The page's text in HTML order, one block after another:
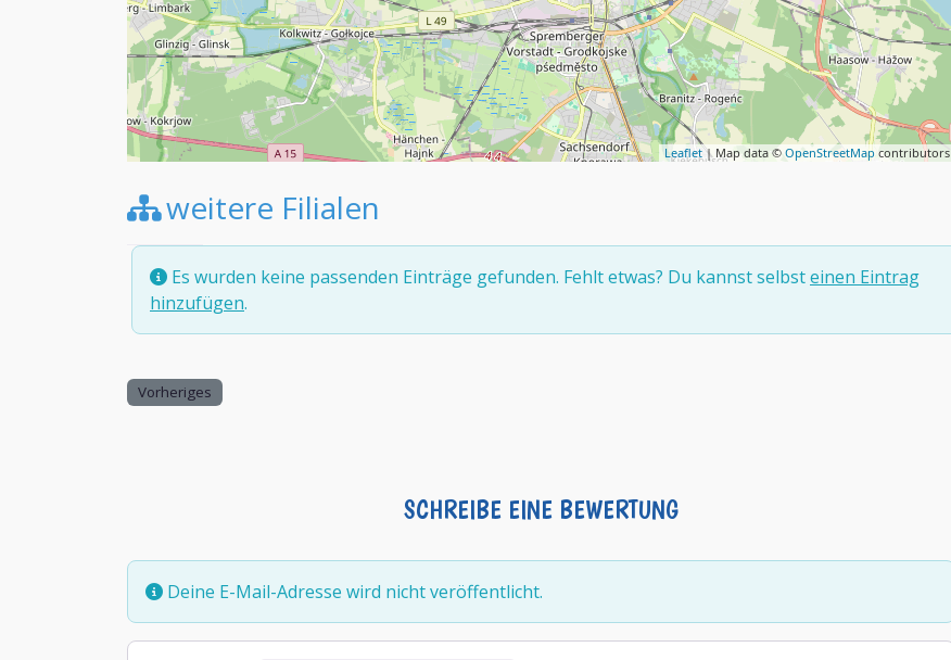
Leaflet| Map data ©OpenStreetMap contributors
weitere Filialen
Es wurden keine passenden Einträge gefunden. Fehlt etwas? Du kannst selbsteinen Eintrag
hinzufügen.
Vorheriges
SCHREIBE EINE BEWERTUNG
Deine E-Mail-Adresse wird nicht veröffentlicht.